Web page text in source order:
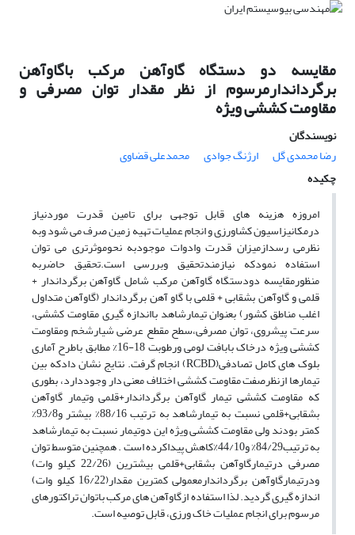
مقایسه دو دستگاه گاوآهن مرکب باگاوآهن
برگرداندارمرسوم از نظر مقدار توان مصرفی و
مقاومت کششی ویژه
نویسندگان
رضا محمدی گل
ارژنگ جوادی
محمدعلی قضاوی
چکیده
امروزه هزینه های قابل توجهی برای تامین قدرت موردنیاز
درمکانیزاسیون کشاورزی و انجام عملیات تهیه زمین صرف می شود وبه
نظرمی رسدازمیزان قدرت وادوات موجودبه نحوموثرتری می توان
استفاده نمودکه نیازمندتحقیق وبررسی است.تحقیق حاضربه
منظورمقایسه دودستگاه گاوآهن مرکب شامل گاوآهن برگرداندار +
قلمی و گاوآهن بشقابی + قلمی با گاو آهن برگرداندار (گاوآهن متداول
اغلب مناطق کشور) بعنوان تیمارشاهد بااندازه گیری مقاومت کششی،
سرعت پیشروی، توان مصرفی،سطح مقطع عرضی شیارشخم ومقاومت
کششی ویژه درخاک بابافت لومی ورطوبت 18-16% مطابق باطرح آماری
بلوک های کامل تصادفی(RCBD) انجام گرفت. نتایج نشان دادکه بین
تیمارها ازنظرصفت مقاومت کششی اختلاف معنی دار وجوددارد، بطوری
که مقاومت کششی تیمار گاوآهن برگرداندار+قلمی وتیمار گاوآهن
بشقابی+قلمی نسبت به تیمارشاهد به ترتیب 88/16% بیشتر و93/8%
کمتر بودند ولی مقاومت کششی ویژه این دوتیمار نسبت به تیمارشاهد
به ترتیب84/29% و44/10%کاهش پیداکرده است . همچنین متوسط توان
مصرفی درتیمارگاوآهن بشقابی+قلمی بیشترین (22/26 کیلو وات)
ودرتیمارگاوآهن برگرداندارمعمولی کمترین مقدار(16/22 کیلو وات)
اندازه گیری گردید. لذا استفاده ازگاوآهن های مرکب باتوان تراکتورهای
مرسوم برای انجام عملیات خاک ورزی، قابل توصیه است.